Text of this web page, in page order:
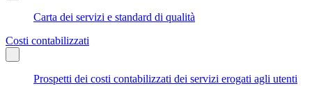
Carta dei servizi e standard di qualità
Costi contabilizzati
Prospetti dei costi contabilizzati dei servizi erogati agli utenti